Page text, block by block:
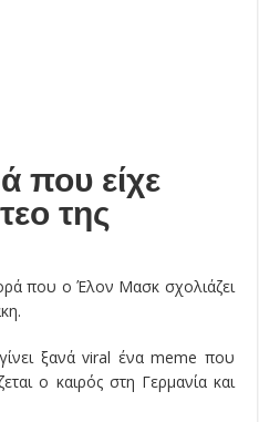
που είχε
της
που ο Έλον Μασκ σχολιάζει
ξανά viral ένα meme που
ο καιρός στη Γερμανία και